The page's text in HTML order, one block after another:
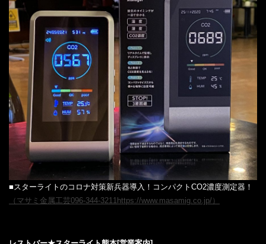
■スターライトのコロナ対策新兵器導入！コンパクトCO2濃度測定器！
（マサミ金属工芸096-344-3211https://www.masamig.co.jp/）